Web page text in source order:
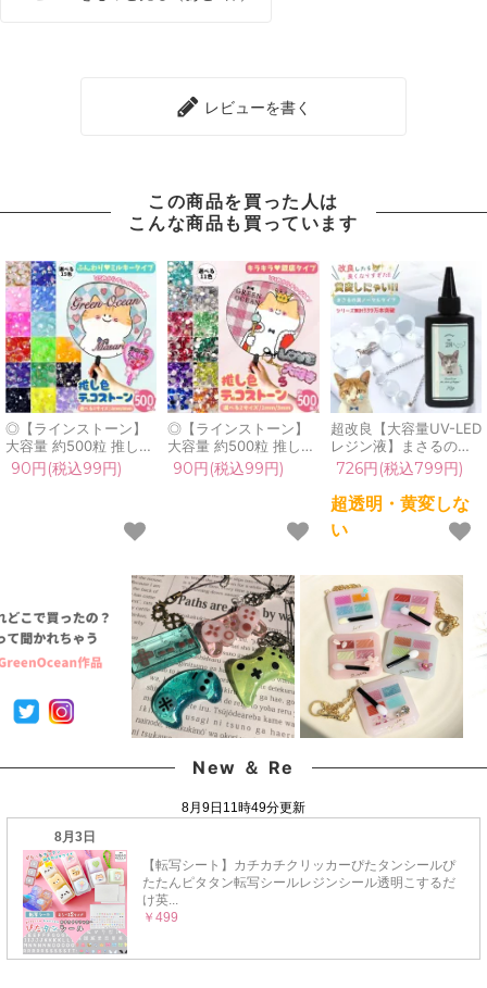
レビューを書く
この商品を買った人は
こんな商品も買っています
◎【ラインストーン】
大容量 約500粒 推し色
デコストーン ミルキー
底 2mm 3mm アクリル
封入 お得 セット ネイ
90円(税込99円)
◎【ラインストーン】
大容量 約500粒 推し色
デコストーン 銀底
2mm 3mm アクリルス
封入 お得 セット ネイ
90円(税込99円)
超改良【大容量UV-LED
レジン液】まさるの涙
ver.03 超透明 70g 初心
者 作家 コーティング
ハード 黄変しない 高品
質 クリア 猫 UVレジン
液 安い おすすめ
726円(税込799円)
超透明・黄変しな
い
New ＆ Re